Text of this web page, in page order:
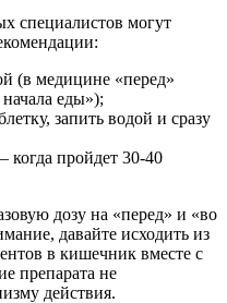
специалистов могут
(в медицине «перед»
еды»);
запить водой и сразу
пройдет 30-40
дозу на «перед» и «во
давайте исходить из
в кишечник вместе с
препарата не
действия.